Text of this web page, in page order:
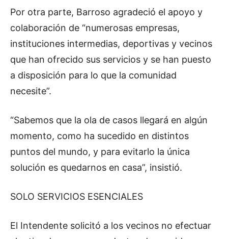
Por otra parte, Barroso agradeció el apoyo y
colaboración de “numerosas empresas,
instituciones intermedias, deportivas y vecinos
que han ofrecido sus servicios y se han puesto
a disposición para lo que la comunidad
necesite”.
“Sabemos que la ola de casos llegará en algún
momento, como ha sucedido en distintos
puntos del mundo, y para evitarlo la única
solución es quedarnos en casa”, insistió.
SOLO SERVICIOS ESENCIALES
El Intendente solicitó a los vecinos no efectuar